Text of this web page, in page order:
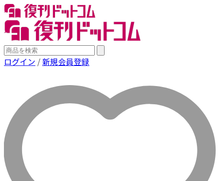
ログイン /新規会員登録